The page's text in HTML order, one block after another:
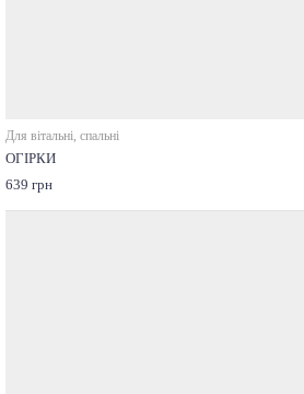
Для вітальні, спальні
ОГІРКИ
639 грн